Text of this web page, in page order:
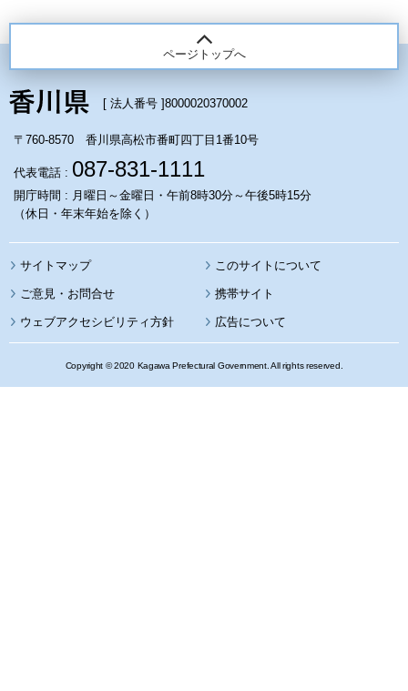
ページトップへ
[ 法人番号 ]8000020370002
〒760-8570 香川県高松市番町四丁目1番10号
代表電話 : 087-831-1111
開庁時間 : 月曜日～金曜日・午前8時30分～午後5時15分
（休日・年末年始を除く）
サイトマップ このサイトについて
携帯サイト
ウェブアクセシビリティ方針 広告について
Copyright © 2020 Kagawa Prefectural Government. All rights reserved.